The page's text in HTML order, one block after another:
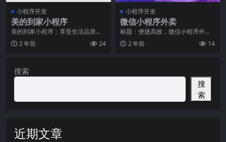
小程序开发
美的到家小程序
美的到家小程序：享受生活品质的
专属管家生活节奏加快，工作压力
增大，与此同时，人们
2 年前 24
小程序开发
微信小程序外卖
标题：便捷高效，微信小程序外卖
点餐，让美食触手可及随着科技的
不断发展，外卖行业也
2 年前 14
搜索
搜
索
近期文章